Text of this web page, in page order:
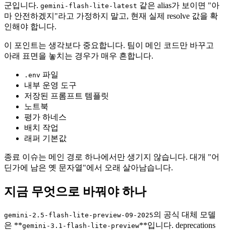
군입니다. gemini-flash-lite-latest 같은 alias가 보이면 "아
마 안전하겠지"라고 가정하지 말고, 현재 실제 resolve 값을 확
인해야 합니다.
이 포인트는 생각보다 중요합니다. 팀이 메인 코드만 바꾸고
아래 표면을 놓치는 경우가 매우 흔합니다.
.env 파일
내부 운영 도구
저장된 프롬프트 템플릿
노트북
평가 하네스
배치 작업
래퍼 기본값
종료 이슈는 메인 경로 하나에서만 생기지 않습니다. 대개 "어
딘가에 남은 옛 문자열"에서 오래 살아남습니다.
지금 무엇으로 바꿔야 하나
gemini-2.5-flash-lite-preview-09-2025의 공식 대체 모델
은 **gemini-3.1-flash-lite-preview**입니다. deprecations